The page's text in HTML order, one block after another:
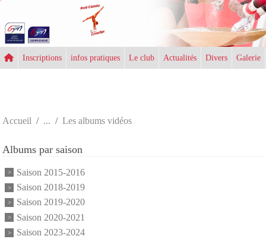
Inscriptions infos pratiques Le club Actualités Divers Galerie
Accueil Les albums vidéos
Albums par saison
Saison 2015-2016
Saison 2018-2019
Saison 2019-2020
Saison 2020-2021
Saison 2023-2024
Panneau de gestion des cookies